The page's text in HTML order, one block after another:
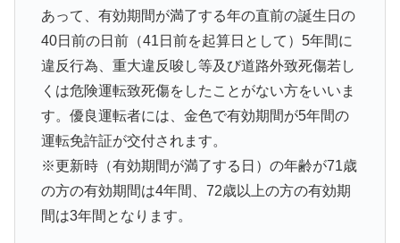
あって、有効期間が満了する年の直前の誕生日の
40日前の日前（41日前を起算日として）5年間に
違反行為、重大違反唆し等及び道路外致死傷若し
くは危険運転致死傷をしたことがない方をいいま
す。優良運転者には、金色で有効期間が5年間の
運転免許証が交付されます。
※更新時（有効期間が満了する日）の年齢が71歳
の方の有効期間は4年間、72歳以上の方の有効期
間は3年間となります。